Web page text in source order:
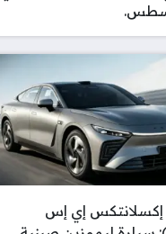
إكسلانتكس إي إس